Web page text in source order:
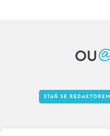
STAŇ SE REDAKTOREM